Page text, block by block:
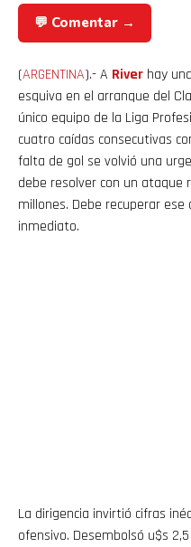
💬 Comentar →
(ARGENTINA).- A River hay
esquiva en el arranque del
único equipo de la Liga
cuatro caídas consecutivas
falta de gol se volvió una
debe resolver con un ataque
millones. Debe recuperar
inmediato.
La dirigencia invirtió cifras
ofensivo. Desembolsó u$s